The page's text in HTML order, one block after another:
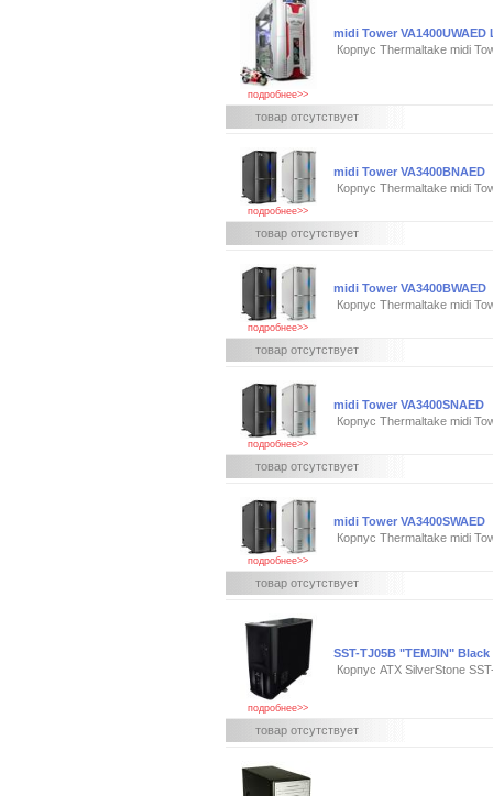
подробнее>>
midi Tower VA1400UWAED
Корпус Thermaltake midi
товар отсутствует
подробнее>>
midi Tower VA3400BNAED
Корпус Thermaltake midi
товар отсутствует
подробнее>>
midi Tower VA3400BWAED
Корпус Thermaltake midi
товар отсутствует
подробнее>>
midi Tower VA3400SNAED
Корпус Thermaltake midi
товар отсутствует
подробнее>>
midi Tower VA3400SWAED
Корпус Thermaltake midi
товар отсутствует
подробнее>>
SST-TJ05B "TEMJIN" Black
Корпус ATX SilverStone
товар отсутствует